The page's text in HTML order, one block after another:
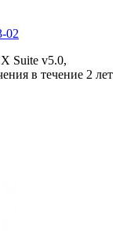
02
Suite v5.0,
в течение 2 лет